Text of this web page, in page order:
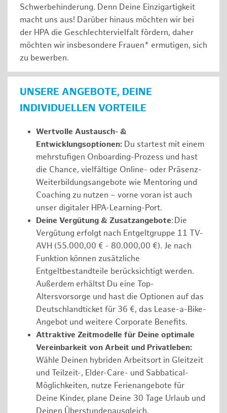
Schwerbehinderung. Denn Deine Einzigartigkeit
macht uns aus! Darüber hinaus möchten wir bei
der HPA die Geschlechtervielfalt fördern, daher
möchten wir insbesondere Frauen* ermutigen, sich
zu bewerben.
UNSERE ANGEBOTE, DEINE
INDIVIDUELLEN VORTEILE
Wertvolle Austausch- &
Entwicklungsoptionen: Du startest mit einem
mehrstufigen Onboarding-Prozess und hast
die Chance, vielfältige Online- oder Präsenz-
Weiterbildungsangebote wie Mentoring und
Coaching zu nutzen – vorne voran ist auch
unser digitaler HPA-Learning-Port.
Deine Vergütung & Zusatzangebote: Die
Vergütung erfolgt nach Entgeltgruppe 11 TV-
AVH (55.000,00 € - 80.000,00 €). Je nach
Funktion können zusätzliche
Entgeltbestandteile berücksichtigt werden.
Außerdem erhältst Du eine Top-
Altersvorsorge und hast die Optionen auf das
Deutschlandticket für 36 €, das Lease-a-Bike-
Angebot und weitere Corporate Benefits.
Attraktive Zeitmodelle für Deine optimale
Vereinbarkeit von Arbeit und Privatleben:
Wähle Deinen hybriden Arbeitsort in Gleitzeit
und Teilzeit-, Elder-Care- und Sabbatical-
Möglichkeiten, nutze Ferienangebote für
Deine Kinder, plane Deine 30 Tage Urlaub und
Deinen Überstundenausgleich.